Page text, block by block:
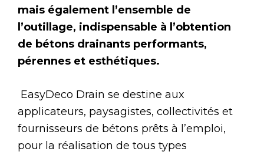
mais également l’ensemble de
l’outillage, indispensable à l’obtention
de bétons drainants performants,
pérennes et esthétiques.
EasyDeco Drain se destine aux
applicateurs, paysagistes, collectivités et
fournisseurs de bétons prêts à l’emploi,
pour la réalisation de tous types